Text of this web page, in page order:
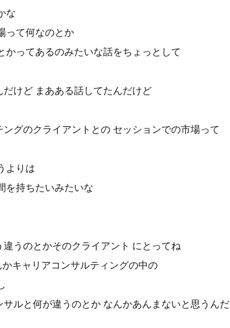
な
って何なのとか
かってあるのみたいな話をちょっとして
けど まあある話してたんだけど
グのクライアントとの セッションでの市場って
よりは
を持ちたいみたいな
うのとかそのクライアント にとってね
キャリアコンサルティングの中の
ルと何が違うのとか なんかあんまないと思うんだ